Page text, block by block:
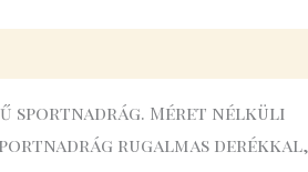
sportnadrág. Méret nélküli
rugalmas